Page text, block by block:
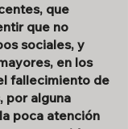
que
que no
sociales, y
en los
fallecimiento de
por alguna
poca atención